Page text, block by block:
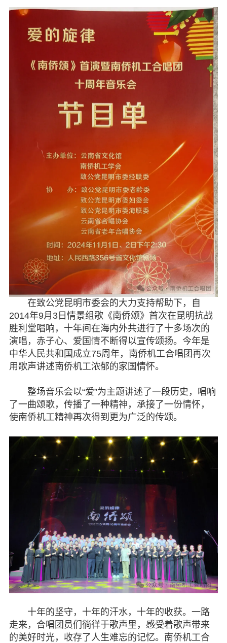
在致公党昆明市委会的大力支持帮助下，自
2014年9月3日情景组歌《南侨颂》首次在昆明抗战
胜利堂唱响，十年间在海内外共进行了十多场次的
演唱，赤子心、爱国情不断得以宣传颂扬。今年是
中华人民共和国成立75周年，南侨机工合唱团再次
用歌声讲述南侨机工浓郁的家国情怀。
整场音乐会以“爱”为主题讲述了一段历史，唱响
了一曲颂歌，传播了一种精神，承接了一份情怀，
使南侨机工精神再次得到更为广泛的传颂。
十年的坚守，十年的汗水，十年的收获。一路
走来，合唱团员们徜徉于歌声里，感受着歌声带来
的美好时光，收存了人生难忘的记忆。南侨机工合